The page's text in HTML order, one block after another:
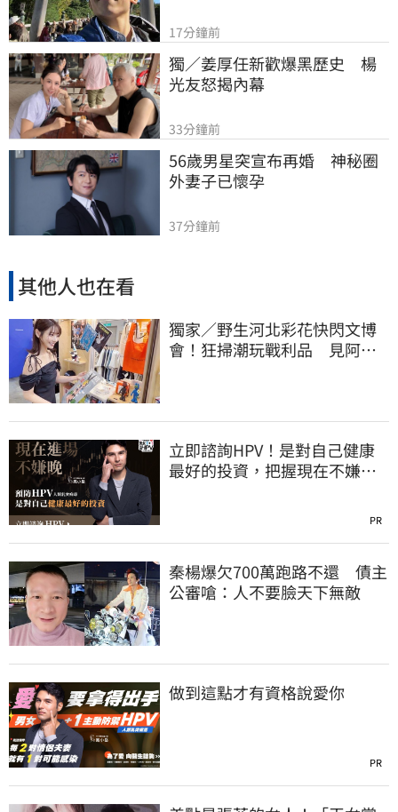
17分鐘前
獨／姜厚任新歡爆黑歷史　楊
光友怒揭內幕
33分鐘前
56歲男星突宣布再婚　神秘圈
外妻子已懷孕
37分鐘前
其他人也在看
獨家／野生河北彩花快閃文博
會！狂掃潮玩戰利品 見阿信
立即諮詢HPV！是對自己健康
最好的投資，把握現在不嫌
PR
秦楊爆欠700萬跑路不還 債主
公審嗆：人不要臉天下無敵
做到這點才有資格說愛你
PR